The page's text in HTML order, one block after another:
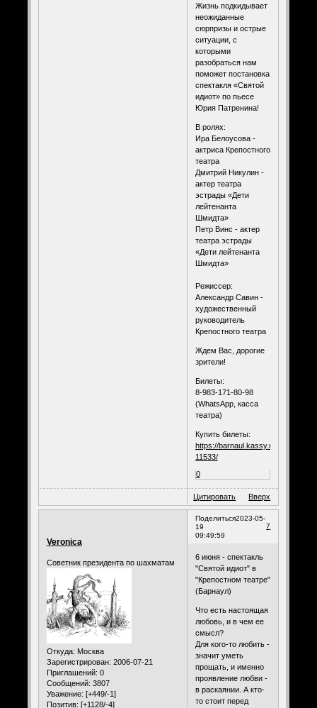
Жизнь подкидывает
неожиданные
сюрпризы и острые
ситуации, с
которыми
разобраться нам
поможет постановка
спектакля «Святой
идиот» по пьесе
Юрия Патренина!
В ролях:
Ира Белоусова -
актриса Крепостного
театра
Дмитрий Никулин -
актер театра
эстрады «Дети
лейтенанта
Шмидта»
Петр Винс - актер
театра эстрады
«Дети лейтенанта
Шмидта»
Режиссер:
Александр Савин -
художественный
руководитель
Крепостного театра
Ждем Вас, дорогие
зрители!
Билеты:
8-983-171-80-98
(WhatsApp, касса
театра)
Купить билеты:
https://barnaul.kassy.ru/events/
11533/
0
Цитировать Вверх
Поделиться
7
2023-05-
19
09:49:59
Veronica
Советник президента по шахматам
Откуда: Москва
Зарегистрирован: 2006-07-21
Приглашений: 0
Сообщений: 3807
Уважение: [+449/-1]
Позитив: [+1128/-4]
6 июня - спектакль
"Святой идиот" в
"Крепостном театре"
(Барнаул)
Что есть настоящая
любовь, и в чем ее
смысл?
Для кого-то любить -
значит уметь
прощать, и именно
проявление любви -
в раскаянии. А кто-
то стоит перед